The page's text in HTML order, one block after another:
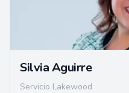
Silvia Aguirre
Servicio Lakewood